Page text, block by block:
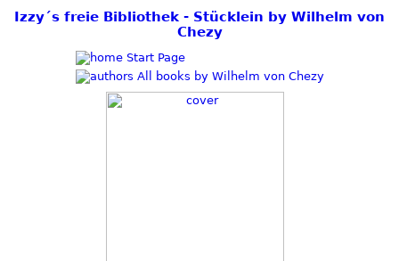
Izzy´s freie Bibliothek - Stücklein by Wilhelm von
Chezy
Start Page
All books by Wilhelm von Chezy